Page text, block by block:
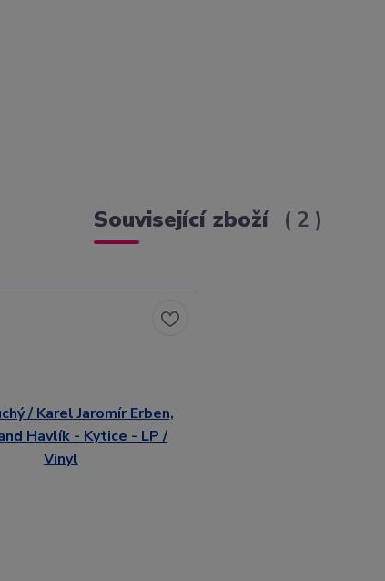
Související zboží 2